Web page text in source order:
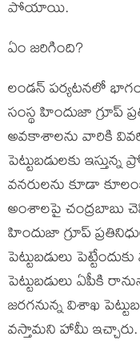
పోయాయి.
ఏం జ‌రిగింది?
లండ‌న్ ప‌ర్య‌ట‌న‌లో
సంస్థ హిందుజా గ్రూప్‌
అవ‌కాశాల‌ను వారికి
పెట్టుబ‌డులకు
వ‌న‌రుల‌ను కూడా
అంశాల‌పై చంద్ర‌బాబు
హిందుజా గ్రూప్‌
పెట్టుబ‌డులు
పెట్టుబ‌డులు ఏపీకి
జ‌ర‌గ‌నున్న విశాఖ
వ‌స్తామని హామీ ఇచ్చారు.